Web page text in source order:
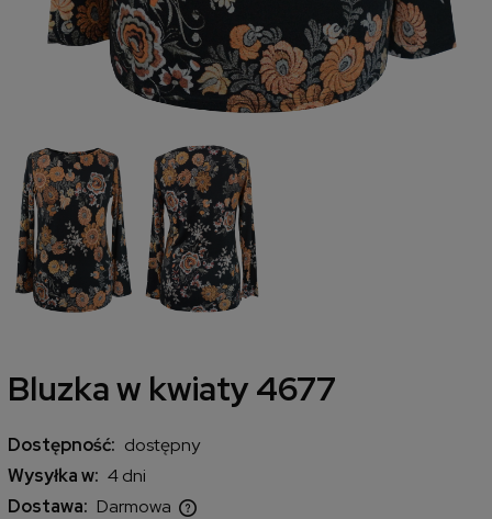
Bluzka w kwiaty 4677
Dostępność: dostępny
Wysyłka w: 4 dni
Dostawa: Darmowa